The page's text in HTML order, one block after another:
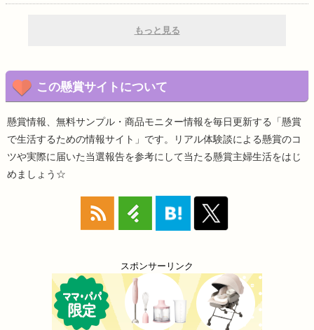
もっと見る
この懸賞サイトについて
懸賞情報、無料サンプル・商品モニター情報を毎日更新する「懸賞
で生活するための情報サイト」です。リアル体験談による懸賞のコ
ツや実際に届いた当選報告を参考にして当たる懸賞主婦生活をはじ
めましょう☆
スポンサーリンク